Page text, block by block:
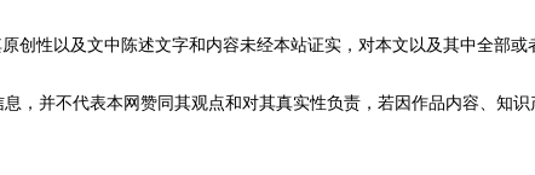
创性以及文中陈述文字和内容未经本站证实，对本文以及其中全部
并不代表本网赞同其观点和对其真实性负责，若因作品内容、知